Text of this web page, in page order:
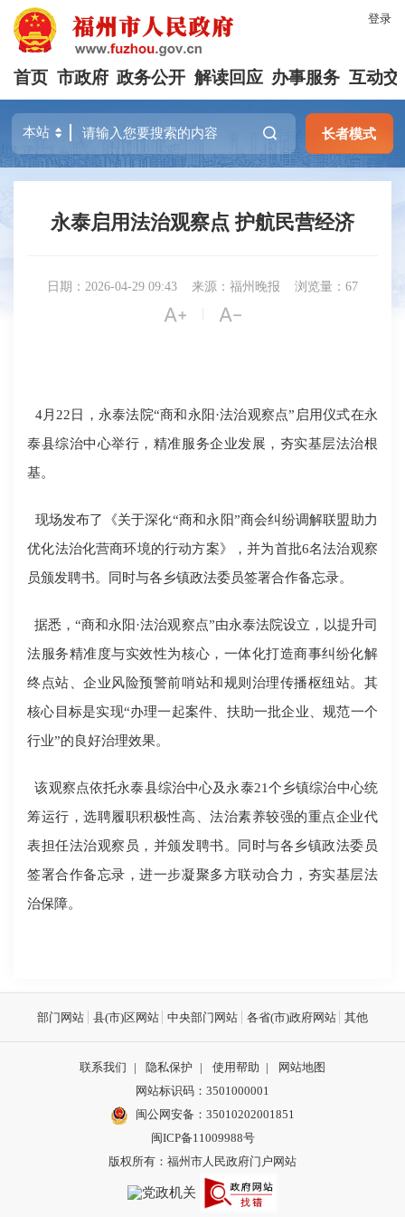
登录
首页 市政府 政务公开 解读回应 办事服务 互动交
长者模式
永泰启用法治观察点 护航民营经济
日期：2026-04-29 09:43 来源：福州晚报 浏览量：67
 | 
4月22日，永泰法院“商和永阳·法治观察点”启用仪式在永
泰县综治中心举行，精准服务企业发展，夯实基层法治根
基。
现场发布了《关于深化“商和永阳”商会纠纷调解联盟助力
优化法治化营商环境的行动方案》，并为首批6名法治观察
员颁发聘书。同时与各乡镇政法委员签署合作备忘录。
据悉，“商和永阳·法治观察点”由永泰法院设立，以提升司
法服务精准度与实效性为核心，一体化打造商事纠纷化解
终点站、企业风险预警前哨站和规则治理传播枢纽站。其
核心目标是实现“办理一起案件、扶助一批企业、规范一个
行业”的良好治理效果。
该观察点依托永泰县综治中心及永泰21个乡镇综治中心统
筹运行，选聘履职积极性高、法治素养较强的重点企业代
表担任法治观察员，并颁发聘书。同时与各乡镇政法委员
签署合作备忘录，进一步凝聚多方联动合力，夯实基层法
治保障。
部门网站 县(市)区网站 中央部门网站 各省(市)政府网站 其他
联系我们 | 隐私保护 | 使用帮助 |
网站地图
网站标识码：3501000001
闽公网安备： 35010202001851
闽ICP备11009988号
版权所有：福州市人民政府门户网站